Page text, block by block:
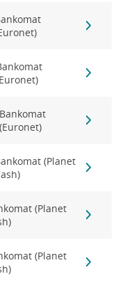
Bankomat
(Euronet)
(Planet
(Planet
(Planet